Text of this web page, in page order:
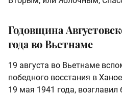
Годовщина
года во Вьетнаме
19 августа во Вьетнаме
победного восстания в
19 мая 1941 года, возглавил